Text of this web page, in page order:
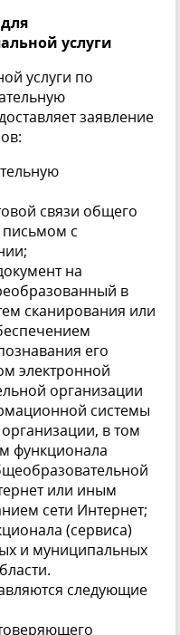
услуги
услуги по
заявление
связи общего
с
на
в
сканирования или
его
электронной
организации
системы
в том
функционала
или иным
сети Интернет;
(сервиса)
и муниципальных
следующие